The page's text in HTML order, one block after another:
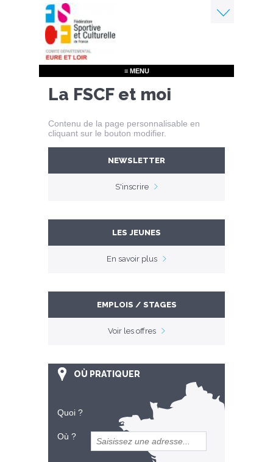
Aller
au
contenu
principal
≡ MENU
La FSCF et moi
Contenu de la page personnalisable en
cliquant sur le bouton modifier.
NEWSLETTER
S'inscrire
LES JEUNES
En savoir plus
EMPLOIS / STAGES
Voir les offres
OÙ PRATIQUER
Quoi ?
Où ?